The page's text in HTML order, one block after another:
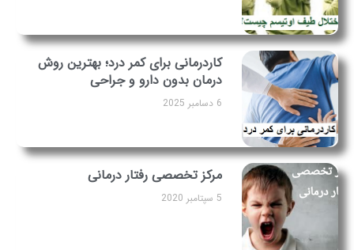
کاردرمانی برای کمر درد؛ بهترین روش
درمان بدون دارو و جراحی
6 دسامبر 2025
مرکز تخصصی رفتار درمانی
5 سپتامبر 2020